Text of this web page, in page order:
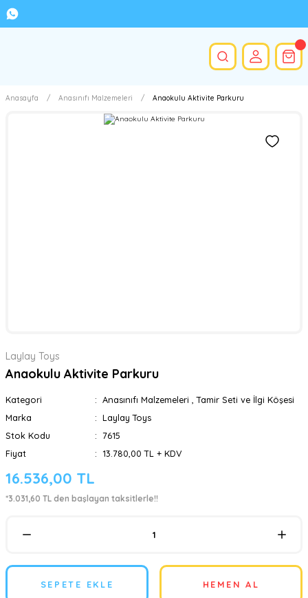
Anasayfa Anasınıfı Malzemeleri Anaokulu Aktivite Parkuru
Laylay Toys
Anaokulu Aktivite Parkuru
Kategori Anasınıfı Malzemeleri ,Tamir Seti ve İlgi Köşesi
Marka
Laylay Toys
Stok Kodu
7615
Fiyat
13.780,00 TL + KDV
16.536,00 TL
*3.031,60 TL den başlayan taksitlerle!!
SEPETE EKLE HEMEN AL